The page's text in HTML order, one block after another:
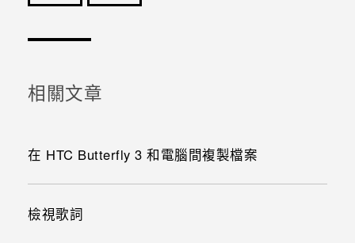
相關文章
在 HTC Butterfly 3 和電腦間複製檔案
檢視歌詞